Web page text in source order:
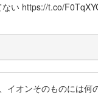
い https://t.co/
イオンそのものには何